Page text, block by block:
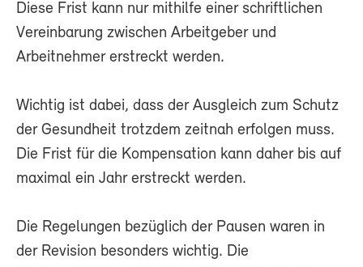
Diese Frist kann nur mithilfe einer schriftlichen
Vereinbarung zwischen Arbeitgeber und
Arbeitnehmer erstreckt werden.
Wichtig ist dabei, dass der Ausgleich zum Schutz
der Gesundheit trotzdem zeitnah erfolgen muss.
Die Frist für die Kompensation kann daher bis auf
maximal ein Jahr erstreckt werden.
Die Regelungen bezüglich der Pausen waren in
der Revision besonders wichtig. Die